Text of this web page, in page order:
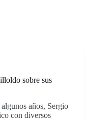
sobre sus
años, Sergio
con diversos